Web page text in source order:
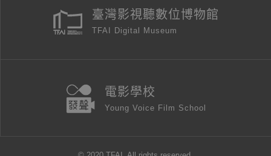
臺灣影視聽數位博物館
TFAI Digital Museum
電影學校
Young Voice Film School